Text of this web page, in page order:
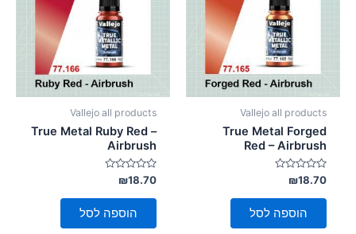
Vallejo all products
True Metal Forged
Red – Airbrush
דורג
0
מתוך
₪18.70
הוספה לסל
Vallejo all products
True Metal Ruby Red –
Airbrush
דורג
0
מתוך
₪18.70
הוספה לסל